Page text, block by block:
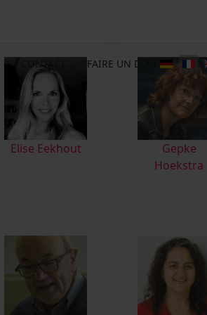
CONTACT FAIRE UN DON
Elise Eekhout
Gepke
Hoekstra